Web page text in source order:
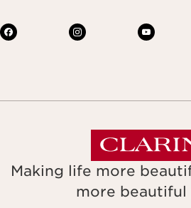
Making life more
more beautiful